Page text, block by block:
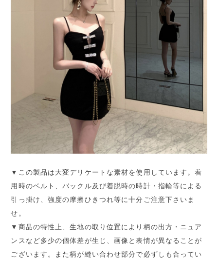
▼この製品は大変デリケートな素材を使用しています。着
用時のベルト、バックル及び着脱時の時計・指輪等による
引っ掛け、強度の摩擦ひきつれ等に十分ご注意下さいま
せ。
▼商品の特性上、生地の取り位置により柄の出方・ニュア
ンスなど多少の個体差が生じ、画像と表情が異なることが
ございます。また柄が縫い合わせ部分で必ずしも合ってい